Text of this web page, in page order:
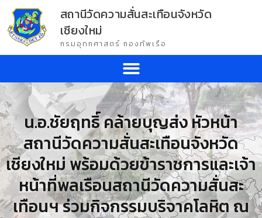
สถานีวัดความสั่นสะเทือนจังหวัด
เชียงใหม่
กรมอุทกศาสตร์ กองทัพเรือ
น.อ.ชัยฤทธิ์ คล้ายบุญส่ง หัวหน้า
สถานีวัดความสั่นสะเทือนจังหวัด
เชียงใหม่ พร้อมด้วยข้าราชการและเจ้า
หน้าที่พลเรือนสถานีวัดความสั่นสะ
เทือนฯ ร่วมกิจกรรมบริจาคโลหิต ณ